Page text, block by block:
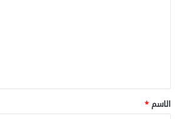
*
الاسم*